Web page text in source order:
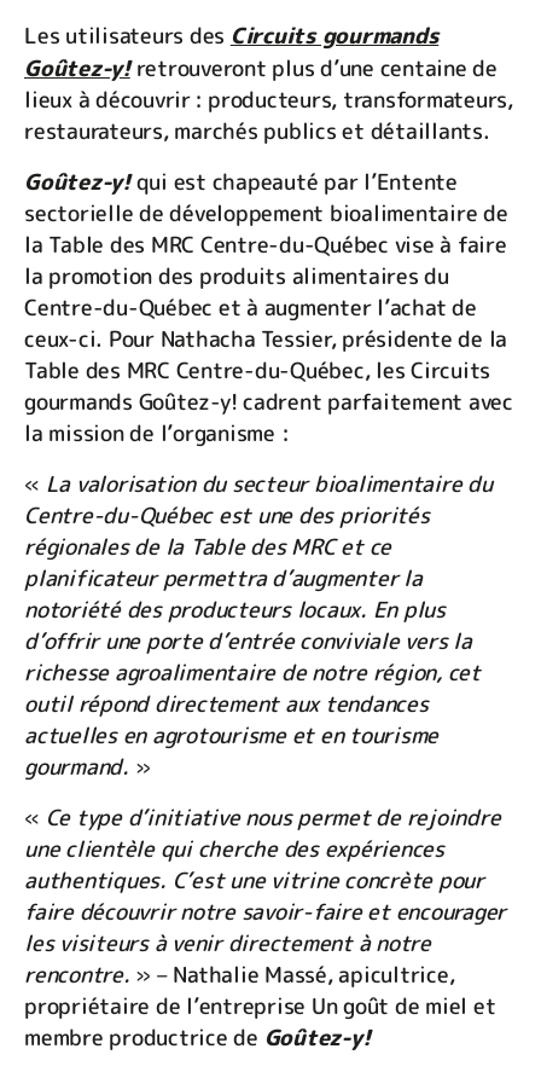
Les utilisateurs des Circuits gourmands
Goûtez-y!retrouveront plus d’une centaine de
lieux à découvrir : producteurs, transformateurs,
restaurateurs, marchés publics et détaillants.
Goûtez-y!qui est chapeauté par l’Entente
sectorielle de développement bioalimentaire de
la Table des MRC Centre-du-Québec vise à faire
la promotion des produits alimentaires du
Centre-du-Québec et à augmenter l’achat de
ceux-ci. Pour Nathacha Tessier, présidente de la
Table des MRC Centre-du-Québec, les Circuits
gourmands Goûtez-y! cadrent parfaitement avec
la mission de l’organisme :
« La valorisation du secteur bioalimentaire du
Centre-du-Québec est une des priorités
régionales de la Table des MRC et ce
planificateur permettra d’augmenter la
notoriété des producteurs locaux. En plus
d’offrir une porte d’entrée conviviale vers la
richesse agroalimentaire de notre région, cet
outil répond directement aux tendances
actuelles en agrotourisme et en tourisme
gourmand. »
« Ce type d’initiative nous permet de rejoindre
une clientèle qui cherche des expériences
authentiques. C’est une vitrine concrète pour
faire découvrir notre savoir-faire et encourager
les visiteurs à venir directement à notre
rencontre. » – Nathalie Massé, apicultrice,
propriétaire de l’entreprise Un goût de miel et
membre productrice de Goûtez-y!